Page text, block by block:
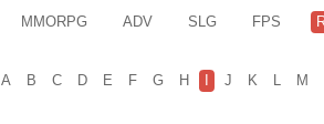
MMORPG ADV SLG FPS
A B C D E F G H I J K L M